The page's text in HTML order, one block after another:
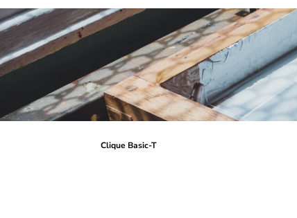
Clique Basic-T